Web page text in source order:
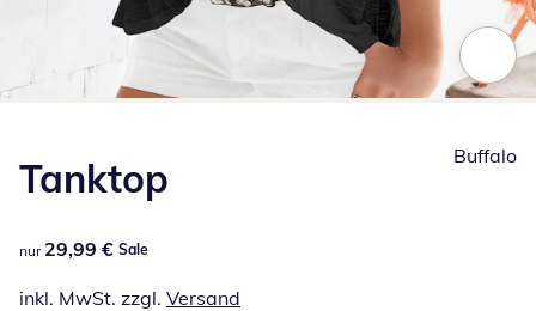
Tanktop
29,99 €
nur 29,99 € Sale
inkl. MwSt. zzgl. Versand
Buffalo